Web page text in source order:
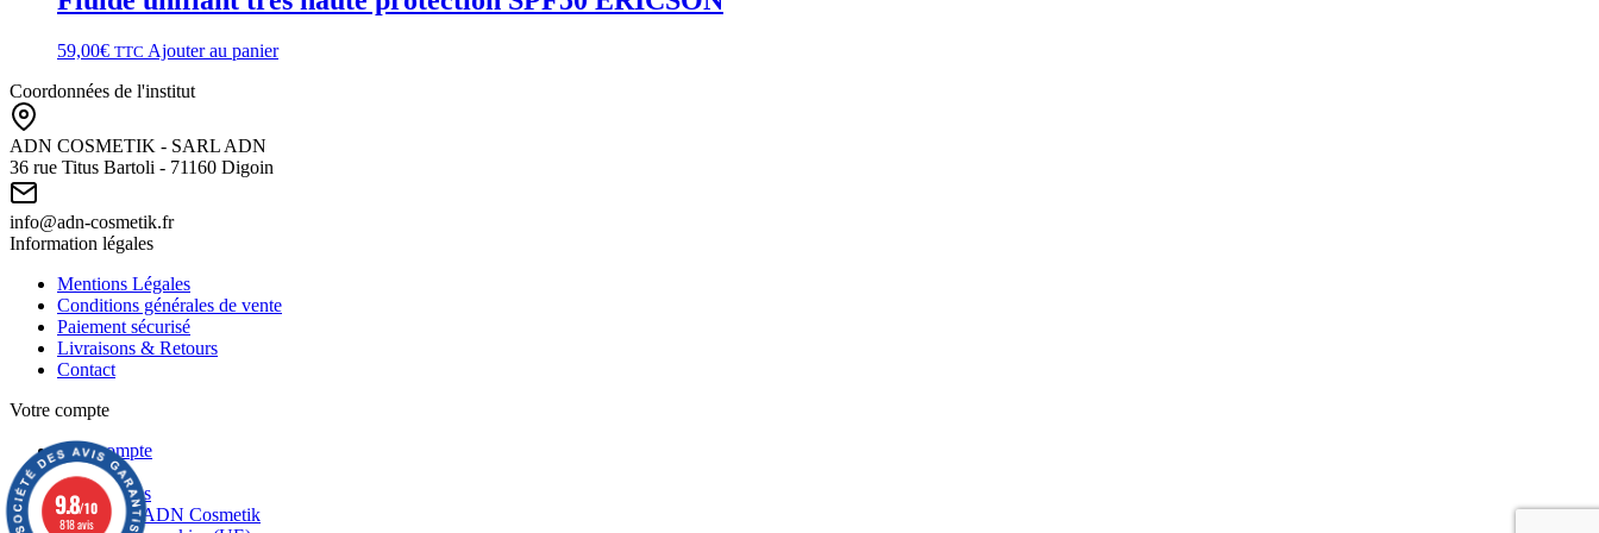
59,00€ TTC Ajouter au panier
Coordonnées de l'institut
ADN COSMETIK - SARL ADN
36 rue Titus Bartoli - 71160 Digoin
info@adn-cosmetik.fr
Information légales
Mentions Légales
Conditions générales de vente
Paiement sécurisé
Livraisons & Retours
Contact
Votre compte
Mon compte
Panier
Commandes
Newsletter ADN Cosmetik
9.8/10
818 avis